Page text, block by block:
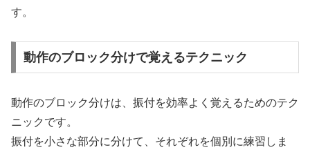
す。
動作のブロック分けで覚えるテクニック
動作のブロック分けは、振付を効率よく覚えるためのテク
ニックです。
振付を小さな部分に分けて、それぞれを個別に練習しま